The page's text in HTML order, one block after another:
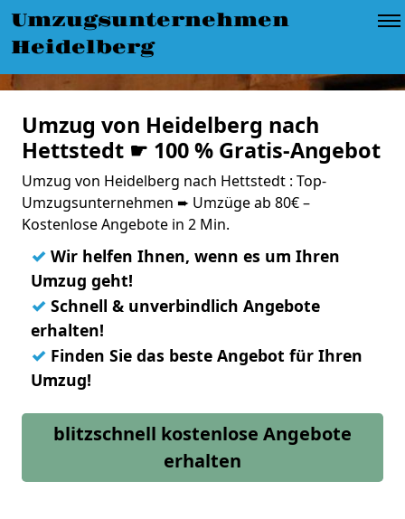
Umzugsunternehmen
Heidelberg
Umzug von Heidelberg nach
Hettstedt ☛ 100 % Gratis-Angebot
Umzug von Heidelberg nach Hettstedt : Top-
Umzugsunternehmen ➨ Umzüge ab 80€ –
Kostenlose Angebote in 2 Min.
✓ Wir helfen Ihnen, wenn es um Ihren
Umzug geht!
✓ Schnell & unverbindlich Angebote
erhalten!
✓ Finden Sie das beste Angebot für Ihren
Umzug!
blitzschnell kostenlose Angebote
erhalten